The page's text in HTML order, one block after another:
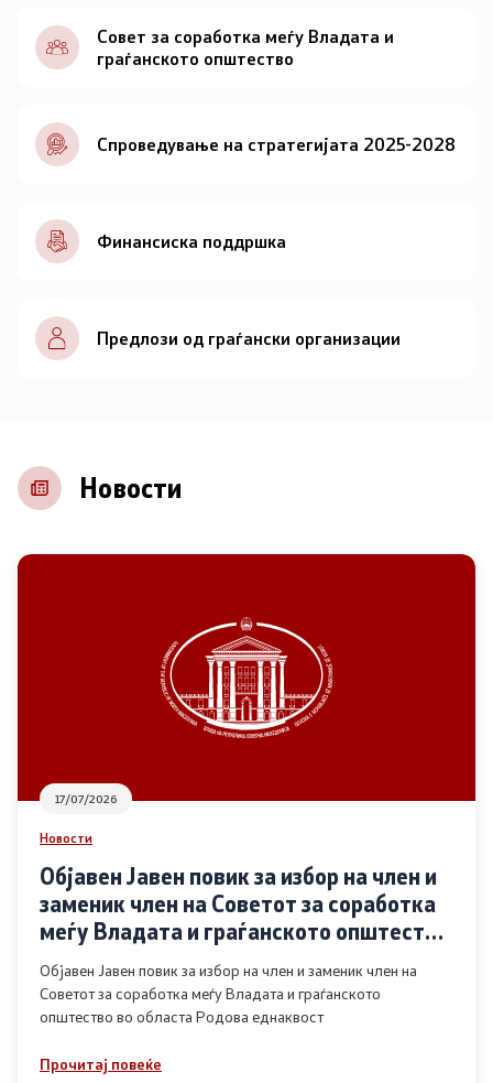
Документи
Совет
За советот
Документи
Записници и дневни редови од седниците на
Советот
Контакт
Основање на здружение
Дијалог меѓу Владата и граѓанскиот сектор
Отворени денови за иницијативи на граѓанските
организации
Финансиска поддршка
Совет за соработка меѓу Владата и
граѓанското општество
Спроведување на стратегијата 2025-2028
Финансиска поддршка
Предлози од граѓански организации
Новости
17/07/2026
Новости
Објавен Јавен повик за избор на член и
заменик член на Советот за соработка
меѓу Владата и граѓанското општество
во областа Родова еднаквост
Објавен Јавен повик за избор на член и заменик член на
Советот за соработка меѓу Владата и граѓанското
општество во областа Родова еднаквост
Прочитај повеќе